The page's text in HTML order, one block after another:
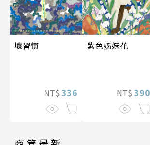
壞習慣
NT$ 336
紫色姊妹花
NT$ 390